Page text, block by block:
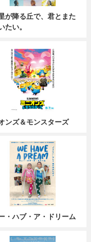
が降る丘で、君とまた
たい。
ンズ＆モンスターズ
・ハブ・ア・ドリーム